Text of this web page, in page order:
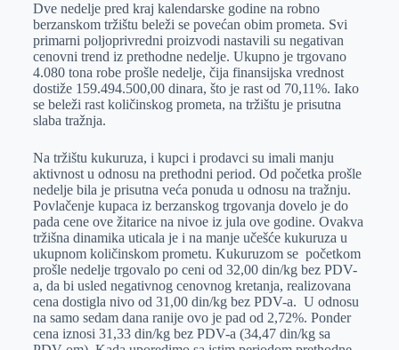
e
r
I
n
s
A
p
p
a
i
l
Dve nedelje pred kraj kalendarske godine na robno
berzanskom tržištu beleži se povećan obim prometa. Svi
primarni poljoprivredni proizvodi nastavili su negativan
cenovni trend iz prethodne nedelje. Ukupno je trgovano
4.080 tona robe prošle nedelje, čija finansijska vrednost
dostiže 159.494.500,00 dinara, što je rast od 70,11%. Iako
se beleži rast količinskog prometa, na tržištu je prisutna
slaba tražnja.
Na tržištu kukuruza, i kupci i prodavci su imali manju
aktivnost u odnosu na prethodni period. Od početka prošle
nedelje bila je prisutna veća ponuda u odnosu na tražnju.
Povlačenje kupaca iz berzanskog trgovanja dovelo je do
pada cene ove žitarice na nivoe iz jula ove godine. Ovakva
tržišna dinamika uticala je i na manje učešće kukuruza u
ukupnom količinskom prometu. Kukuruzom se početkom
prošle nedelje trgovalo po ceni od 32,00 din/kg bez PDV-
a, da bi usled negativnog cenovnog kretanja, realizovana
cena dostigla nivo od 31,00 din/kg bez PDV-a. U odnosu
na samo sedam dana ranije ovo je pad od 2,72%. Ponder
cena iznosi 31,33 din/kg bez PDV-a (34,47 din/kg sa